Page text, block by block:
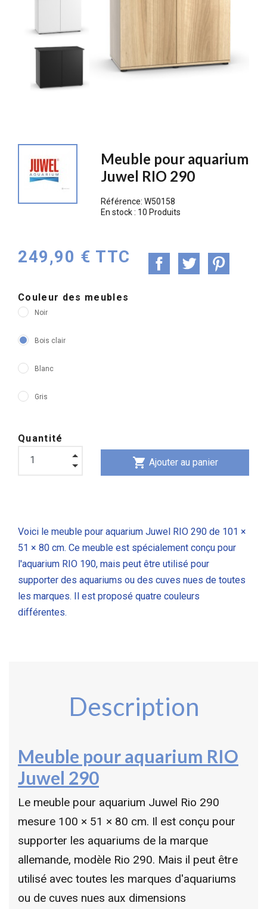
Meuble pour aquarium
Juwel RIO 290
Référence:W50158
En stock : 10 Produits
249,90 € TTC
Couleur des meubles
Noir
Bois clair
Blanc
Gris
Quantité
shopping_cart Ajouter au panier
Voici le meuble pour aquarium Juwel RIO 290 de 101 ×
51 × 80 cm. Ce meuble est spécialement conçu pour
l'aquarium RIO 190, mais peut être utilisé pour
supporter des aquariums ou des cuves nues de toutes
les marques. Il est proposé quatre couleurs
différentes.
Description
Meuble pour aquarium RIO
Juwel 290
Le meuble pour aquarium Juwel Rio 290
mesure 100 × 51 × 80 cm. Il est conçu pour
supporter les aquariums de la marque
allemande, modèle Rio 290. Mais il peut être
utilisé avec toutes les marques d'aquariums
ou de cuves nues aux dimensions